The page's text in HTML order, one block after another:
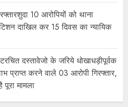
10 आरोपियों को थाना
दाखिल कर 15 दिवस का न्यायिक
दस्तावेजो के जरिये धोखाधड़ीपूर्वक
प्राप्त करने वाले 03 आरोपी गिरफ्तार,
पूरा मामला